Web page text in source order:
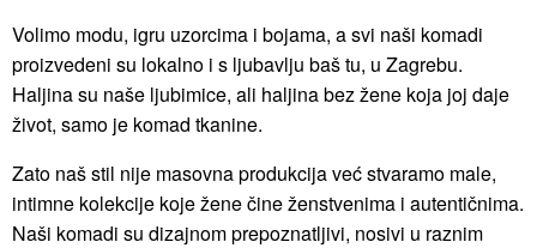
Volimo modu, igru uzorcima i bojama, a svi naši komadi
proizvedeni su lokalno i s ljubavlju baš tu, u Zagrebu.
Haljina su naše ljubimice, ali haljina bez žene koja joj daje
život, samo je komad tkanine.
Zato naš stil nije masovna produkcija već stvaramo male,
intimne kolekcije koje žene čine ženstvenima i autentičnima.
Naši komadi su dizajnom prepoznatljivi, nosivi u raznim